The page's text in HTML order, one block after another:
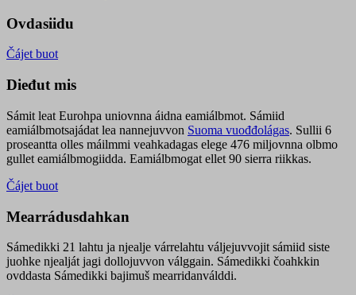
Ovdasiidu
Čájet buot
Dieđut mis
Sámit leat Eurohpa uniovnna áidna eamiálbmot. Sámiid
eamiálbmotsajádat lea nannejuvvon Suoma vuođđolágas. Sullii 6
proseantta olles máilmmi veahkadagas elege 476 miljovnna olbmo
gullet eamiálbmogiidda. Eamiálbmogat ellet 90 sierra riikkas.
Čájet buot
Mearrádusdahkan
Sámedikki 21 lahtu ja njealje várrelahtu váljejuvvojit sámiid siste
juohke njealját jagi dollojuvvon válggain. Sámedikki čoahkkin
ovddasta Sámedikki bajimuš mearridanválddi.